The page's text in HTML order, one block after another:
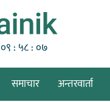
०९ : ५८ : ०९
समाचार अन्तरवार्ता